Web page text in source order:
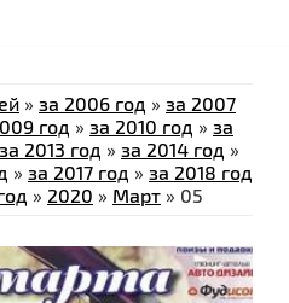
» за 2006 год » за 2007
год » за 2010 год » за
за 2013 год » за 2014 год »
» за 2017 год » за 2018 год
» 2020 » Март » 05